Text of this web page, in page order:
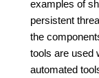
examples of
persistent
the
tools are used
automated